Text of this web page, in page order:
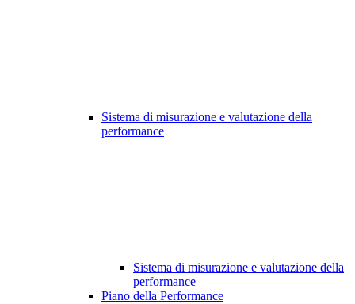
Sistema di misurazione e valutazione della
performance
Sistema di misurazione e valutazione della
performance
Piano della Performance